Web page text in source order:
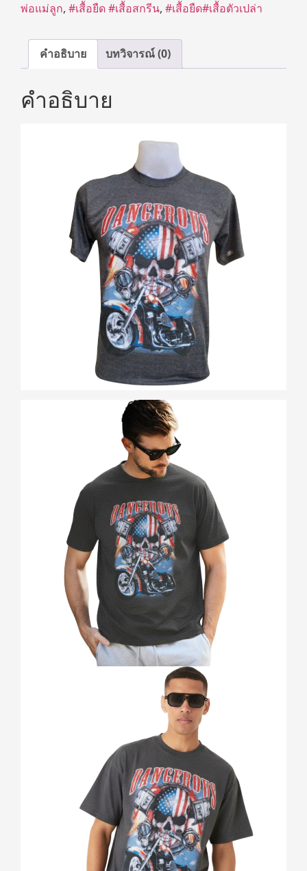
พ่อแม่ลูก, #เสื้อยืด #เสื้อสกรีน, #เสื้อยืด#เสื้อตัวเปล่า
คำอธิบาย บทวิจารณ์ (0)
คำอธิบาย